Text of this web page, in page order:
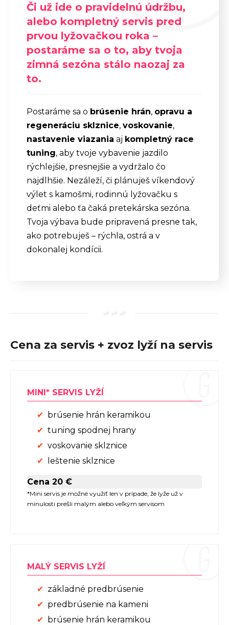
Či už ide o pravidelnú údržbu,
alebo kompletný servis pred
prvou lyžovačkou roka –
postaráme sa o to, aby tvoja
zimná sezóna stálo naozaj za
to.
Postaráme sa o brúsenie hrán, opravu a
regeneráciu sklznice, voskovanie,
nastavenie viazania aj kompletný race
tuning, aby tvoje vybavenie jazdilo
rýchlejšie, presnejšie a vydržalo čo
najdlhšie. Nezáleží, či plánuješ víkendový
výlet s kamošmi, rodinnú lyžovačku s
deťmi alebo ťa čaká pretekárska sezóna.
Tvoja výbava bude pripravená presne tak,
ako potrebuješ – rýchla, ostrá a v
dokonalej kondícii.
Cena za servis + zvoz lyží na servis
MINI* SERVIS LYŽÍ
brúsenie hrán keramikou
tuning spodnej hrany
voskovanie sklznice
leštenie sklznice
Cena 20 €
*Mini servis je možné využiť len v prípade, že lyže už v
minulosti prešli malým alebo veľkým servisom
MALÝ SERVIS LYŽÍ
základné predbrúsenie
predbrúsenie na kameni
brúsenie hrán keramikou